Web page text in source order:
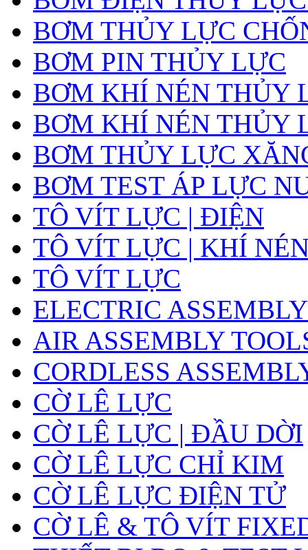
BƠM THỦY LỰC
BƠM PIN THỦY LỰC
BƠM KHÍ NÉN THỦY
BƠM KHÍ NÉN THỦY
BƠM THỦY LỰC
BƠM TEST ÁP LỰC
TÔ VÍT LỰC | ĐIỆN
TÔ VÍT LỰC | KHÍ
TÔ VÍT LỰC
ELECTRIC
AIR ASSEMBLY
CORDLESS
CỜ LÊ LỰC
CỜ LÊ LỰC | ĐẦU DỜI
CỜ LÊ LỰC CHỈ KIM
CỜ LÊ LỰC ĐIỆN TỬ
CỜ LÊ & TÔ VÍT